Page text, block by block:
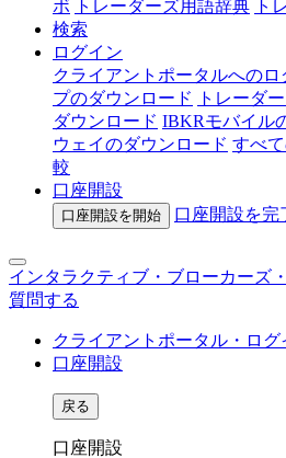
ボ
トレーダーズ用語辞典 ト
検索
ログイン
クライアントポータルへのロ
プのダウンロード
トレーダ
ダウンロード IBKRモバイル
ウェイのダウンロード すべ
較
口座開設
口座開設を開始 口座開設を完
インタラクティブ・ブローカーズ
質問する
クライアントポータル・ログ
口座開設
戻る
口座開設